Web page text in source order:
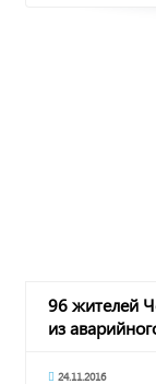
96 жителей
из
24.11.2016